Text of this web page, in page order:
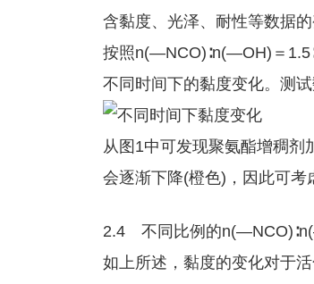
含黏度、光泽、耐性等数据
按照n(—NCO)∶n(—OH)＝
不同时间下的黏度变化。测试
从图1中可发现聚氨酯增稠剂
会逐渐下降(橙色)，因此可考
2.4 不同比例的
如上所述，黏度的变化对于